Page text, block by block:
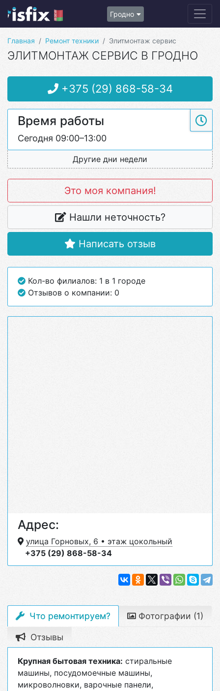
Гродно
Главная Ремонт техники Элитмонтаж сервис
ЭЛИТМОНТАЖ СЕРВИС В ГРОДНО
+375 (29) 868-58-34
Время работы
Сегодня 09:00–13:00
Другие дни недели
Это моя компания!
Нашли неточность?
Написать отзыв
Кол-во филиалов: 1 в 1 городе
Отзывов о компании: 0
Адрес:
улица Горновых, 6 • этаж цокольный
+375 (29) 868-58-34
Что ремонтируем? Фотографии (1)
Отзывы
Крупная бытовая техника: стиральные
машины, посудомоечные машины,
микроволновки, варочные панели,